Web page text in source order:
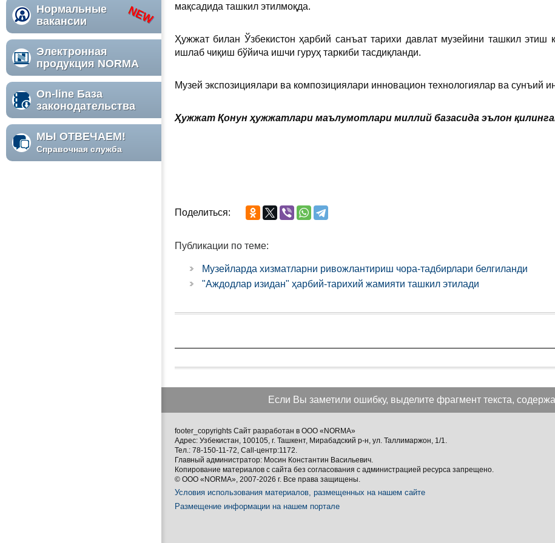
Нормальные
вакансии
Электронная
продукция NORMA
On-line База
законодательства
МЫ ОТВЕЧАЕМ!
Справочная служба
мақсадида ташкил этилмоқда.
Ҳужжат билан Ўзбекистон ҳарбий санъат тарихи давлат музейини ташкил этиш
ишлаб чиқиш бўйича ишчи гуруҳ таркиби тасдиқланди.
Музей экспозициялари ва композициялари инновацион технологиялар ва сунъий
Ҳужжат Қонун ҳужжатлари маълумотлари миллий базасида эълон
Поделиться:
Публикации по теме:
Музейларда хизматларни ривожлантириш чора-тадбирлари белгиланди
"Аждодлар изидан" ҳарбий-тарихий жамияти ташкил этилади
Если Вы заметили ошибку, выделите фрагмент текста,
footer_copyrights Сайт разработан в ООО «NORMA»
Адрес: Узбекистан, 100105, г. Ташкент, Мирабадский р-н, ул. Таллимаржон, 1/1.
Тел.: 78-150-11-72, Call-центр:1172.
Главный администратор: Мосин Константин Васильевич.
Копирование материалов с сайта без согласования с администрацией ресурса запрещено.
© ООО «NORMA», 2007-2026 г. Все права защищены.
Условия использования материалов, размещенных на нашем сайте
Размещение информации на нашем портале